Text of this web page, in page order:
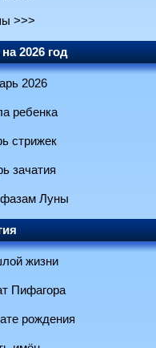
>>>
2026 год
2026
ребенка
стрижек
зачатия
Луны
жизни
Пифагора
рождения